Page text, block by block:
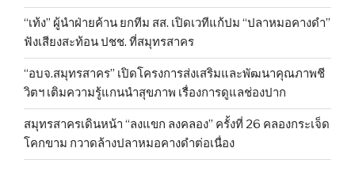
“เท้ง” ผู้นำฝ่ายค้าน ยกทีม สส. เปิดเวทีแก้ปม “ปลาหมอคางดำ”
ฟังเสียงสะท้อน ปชช. ที่สมุทรสาคร
“อบจ.สมุทรสาคร” เปิดโครงการส่งเสริมและพัฒนาคุณภาพชี
วิตฯ เติมความรู้แกนนำสุขภาพ เรื่องการดูแลช่องปาก
สมุทรสาครเดินหน้า “ลงแขก ลงคลอง” ครั้งที่ 26 คลองกระเจ็ด
โคกขาม กวาดล้างปลาหมอคางดำต่อเนื่อง